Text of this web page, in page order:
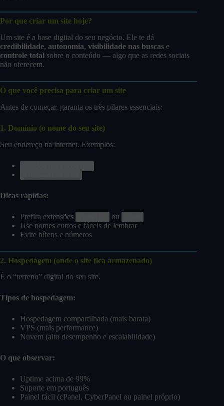
Por que criar um site hoje?
Um site é a base digital do seu negócio. Ele te dá
credibilidade, autonomia, visibilidade nas buscas e
controle total sobre o conteúdo — algo que as redes sociais
não oferecem.
O que você precisa para criar um site
Antes de começar, garanta os três pilares essenciais:
1. Domínio (o nome do seu site)
Seu endereço na internet. Exemplos:
Dicas rápidas:
Prefira extensões ou
Use nomes curtos e fáceis de lembrar
Evite hífens e números
2. Hospedagem (onde o site fica armazenado)
É o “terreno” digital do seu site.
Tipos de hospedagem:
Hospedagem compartilhada (mais barata)
VPS (mais performance)
Nuvem (alto desempenho e escalabilidade)
O que observar:
Uptime acima de 99%
Suporte em português
Painel fácil (cPanel, CyberPanel ou painel próprio)